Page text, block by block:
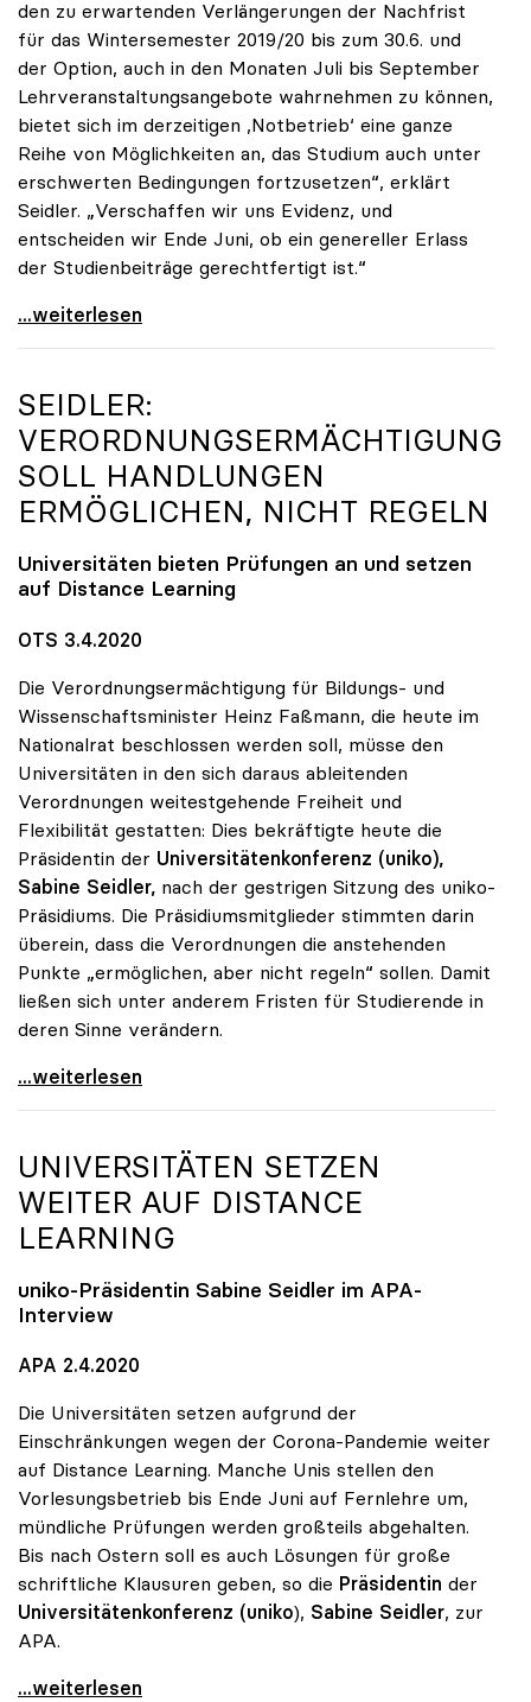
den zu erwartenden Verlängerungen der Nachfrist
für das Wintersemester 2019/20 bis zum 30.6. und
der Option, auch in den Monaten Juli bis September
Lehrveranstaltungsangebote wahrnehmen zu können,
bietet sich im derzeitigen ,Notbetrieb‘ eine ganze
Reihe von Möglichkeiten an, das Studium auch unter
erschwerten Bedingungen fortzusetzen“, erklärt
Seidler. „Verschaffen wir uns Evidenz, und
entscheiden wir Ende Juni, ob ein genereller Erlass
der Studienbeiträge gerechtfertigt ist.“
Seidler: „Erlass der Studienbeiträge derzeit nicht
...weiterlesen
SEIDLER:
VERORDNUNGSERMÄCHTIGUNG
SOLL HANDLUNGEN
ERMÖGLICHEN, NICHT REGELN
Universitäten bieten Prüfungen an und setzen
auf Distance Learning
OTS 3.4.2020
Die Verordnungsermächtigung für Bildungs- und
Wissenschaftsminister Heinz Faßmann, die heute im
Nationalrat beschlossen werden soll, müsse den
Universitäten in den sich daraus ableitenden
Verordnungen weitestgehende Freiheit und
Flexibilität gestatten: Dies bekräftigte heute die
Präsidentin der Universitätenkonferenz (uniko),
Sabine Seidler, nach der gestrigen Sitzung des uniko-
Präsidiums. Die Präsidiumsmitglieder stimmten darin
überein, dass die Verordnungen die anstehenden
Punkte „ermöglichen, aber nicht regeln“ sollen. Damit
ließen sich unter anderem Fristen für Studierende in
deren Sinne verändern.
Seidler: Verordnungsermächtigung soll Handlungen
...weiterlesen
UNIVERSITÄTEN SETZEN
WEITER AUF DISTANCE
LEARNING
uniko-Präsidentin Sabine Seidler im APA-
Interview
APA 2.4.2020
Die Universitäten setzen aufgrund der
Einschränkungen wegen der Corona-Pandemie weiter
auf Distance Learning. Manche Unis stellen den
Vorlesungsbetrieb bis Ende Juni auf Fernlehre um,
mündliche Prüfungen werden großteils abgehalten.
Bis nach Ostern soll es auch Lösungen für große
schriftliche Klausuren geben, so die Präsidentin der
Universitätenkonferenz (uniko), Sabine Seidler, zur
APA.
Universitäten setzen weiter auf Distance Learning
...weiterlesen